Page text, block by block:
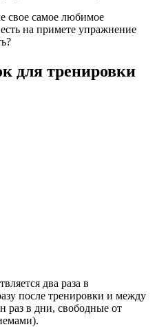
свое самое любимое
на примете упражнение
для тренировки
два раза в
после тренировки и между
в дни, свободные от